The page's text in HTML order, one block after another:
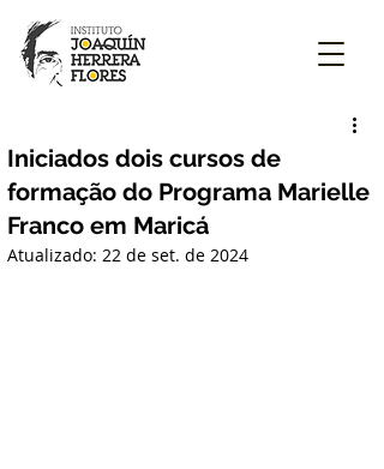
Iniciados dois cursos de
formação do Programa Marielle
Franco em Maricá
Atualizado: 22 de set. de 2024